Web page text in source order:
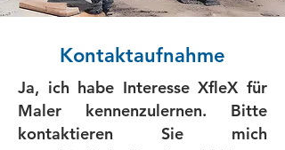
Kontaktaufnahme
Ja, ich habe Interesse XfleX für
Maler kennenzulernen. Bitte
kontaktieren Sie mich